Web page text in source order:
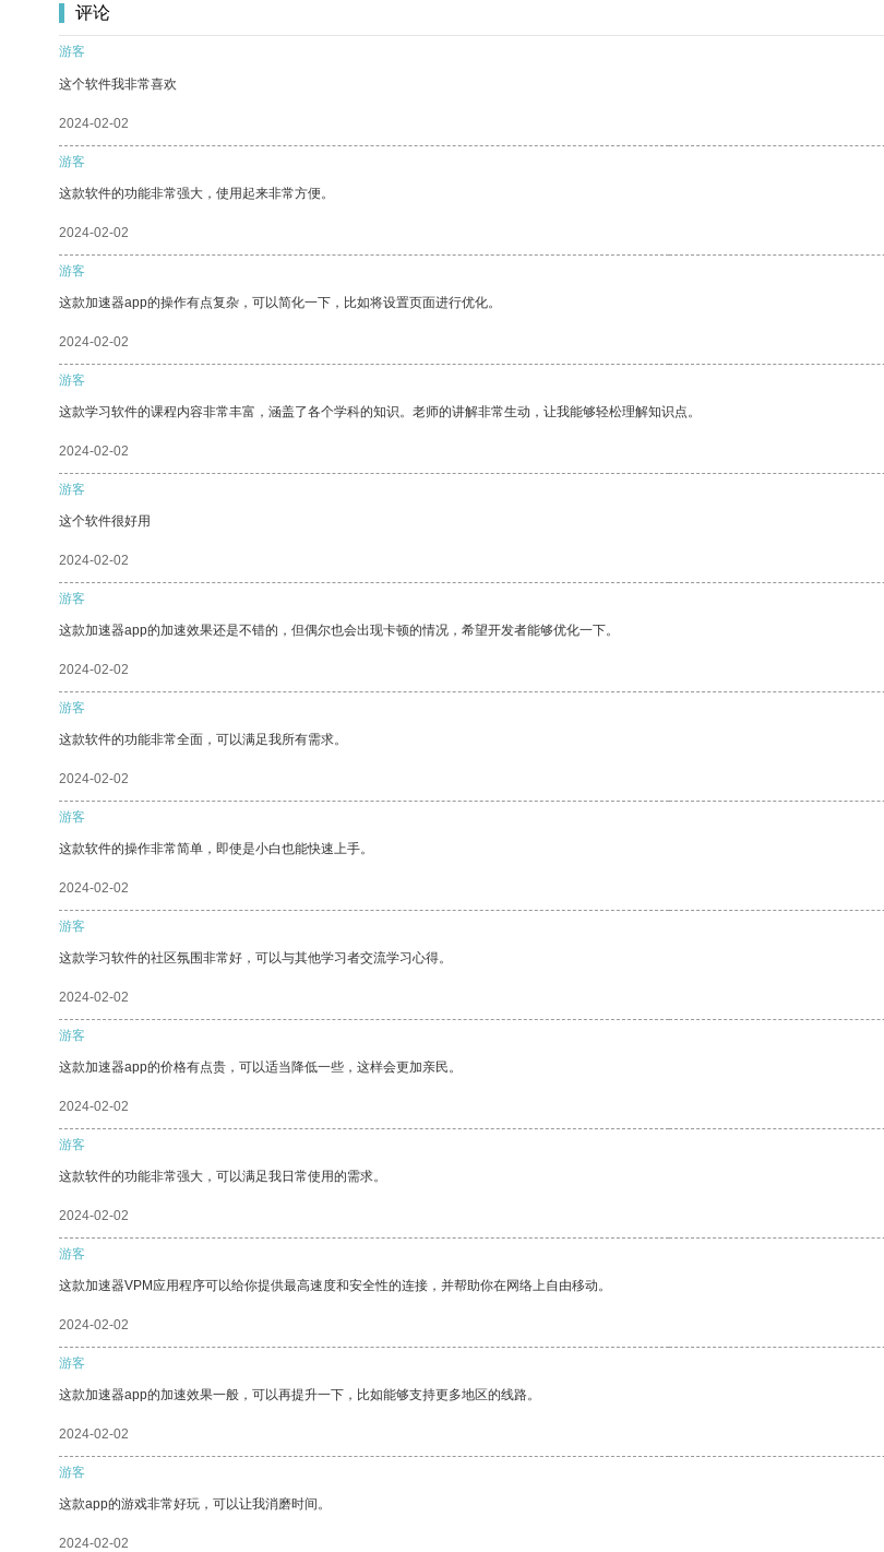
评论
游客
这个软件我非常喜欢
2024-02-02
游客
这款软件的功能非常强大，使用起来非常方便。
2024-02-02
游客
这款加速器app的操作有点复杂，可以简化一下，比如将设置页面进行优化。
2024-02-02
游客
这款学习软件的课程内容非常丰富，涵盖了各个学科的知识。老师的讲解非常生动，让我能够轻松理解知识点。
2024-02-02
游客
这个软件很好用
2024-02-02
游客
这款加速器app的加速效果还是不错的，但偶尔也会出现卡顿的情况，希望开发者能够优化一下。
2024-02-02
游客
这款软件的功能非常全面，可以满足我所有需求。
2024-02-02
游客
这款软件的操作非常简单，即使是小白也能快速上手。
2024-02-02
游客
这款学习软件的社区氛围非常好，可以与其他学习者交流学习心得。
2024-02-02
游客
这款加速器app的价格有点贵，可以适当降低一些，这样会更加亲民。
2024-02-02
游客
这款软件的功能非常强大，可以满足我日常使用的需求。
2024-02-02
游客
这款加速器VPM应用程序可以给你提供最高速度和安全性的连接，并帮助你在网络上自由移动。
2024-02-02
游客
这款加速器app的加速效果一般，可以再提升一下，比如能够支持更多地区的线路。
2024-02-02
游客
这款app的游戏非常好玩，可以让我消磨时间。
2024-02-02